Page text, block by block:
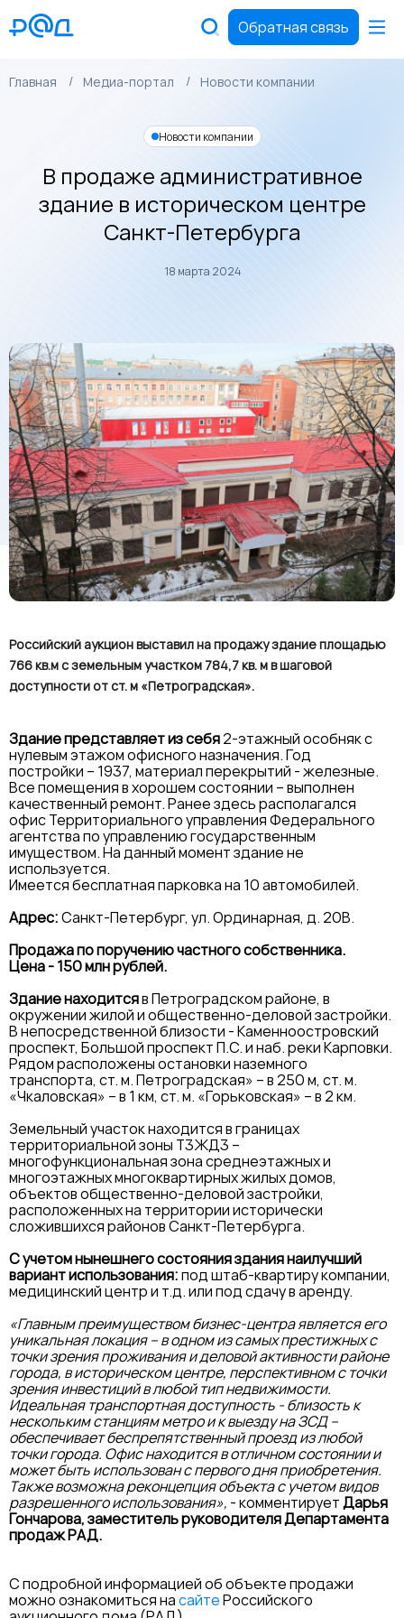
Обратная связь
Главная Медиа-портал Новости компании
Новости компании
В продаже административное
здание в историческом центре
Санкт-Петербурга
18 марта 2024
Российский аукцион выставил на продажу здание площадью
766 кв.м с земельным участком 784,7 кв. м в шаговой
доступности от ст. м «Петроградская».
Здание представляет из себя2-этажный особняк с
нулевым этажом офисного назначения. Год
постройки – 1937, материал перекрытий - железные.
Все помещения в хорошем состоянии – выполнен
качественный ремонт. Ранее здесь располагался
офис Территориального управления Федерального
агентства по управлению государственным
имуществом. На данный момент здание не
используется.
Имеется бесплатная парковка на 10 автомобилей.
Адрес:Санкт-Петербург, ул. Ординарная, д. 20В.
Продажа по поручению частного собственника.
Цена - 150 млн рублей.
Здание находитсяв Петроградском районе, в
окружении жилой и общественно-деловой застройки.
В непосредственной близости - Каменноостровский
проспект, Большой проспект П.С. и наб. реки Карповки.
Рядом расположены остановки наземного
транспорта, ст. м. Петроградская» – в 250 м, ст. м.
«Чкаловская» – в 1 км, ст. м. «Горьковская» – в 2 км.
Земельный участок находится в границах
территориальной зоны Т3ЖД3 –
многофункциональная зона среднеэтажных и
многоэтажных многоквартирных жилых домов,
объектов общественно-деловой застройки,
расположенных на территории исторически
сложившихся районов Санкт-Петербурга.
С учетом нынешнего состояния здания наилучший
вариант использования:под штаб-квартиру компании,
медицинский центр и т.д. или под сдачу в аренду.
«Главным преимуществом бизнес-центра является его
уникальная локация – в одном из самых престижных с
точки зрения проживания и деловой активности районе
города, в историческом центре, перспективном с точки
зрения инвестиций в любой тип недвижимости.
Идеальная транспортная доступность - близость к
нескольким станциям метро и к выезду на ЗСД –
обеспечивает беспрепятственный проезд из любой
точки города. Офис находится в отличном состоянии и
может быть использован с первого дня приобретения.
Также возможна реконцепция объекта с учетом видов
разрешенного использования», - комментируетДарья
Гончарова, заместитель руководителя Департамента
продаж РАД.
С подробной информацией об объекте продажи
можно ознакомиться насайтеРоссийского